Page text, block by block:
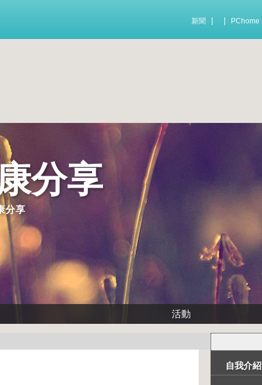
新聞 PChome
分享
分享
活動
自我介紹